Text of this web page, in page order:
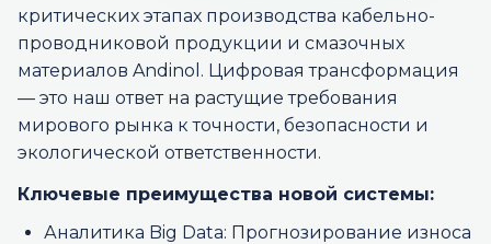
критических этапах производства кабельно-
проводниковой продукции и смазочных
материалов Andinol. Цифровая трансформация
— это наш ответ на растущие требования
мирового рынка к точности, безопасности и
экологической ответственности.
Ключевые преимущества новой системы:
Аналитика Big Data: Прогнозирование износа